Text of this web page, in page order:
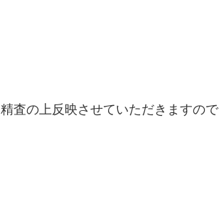
査の上反映させていただきますので